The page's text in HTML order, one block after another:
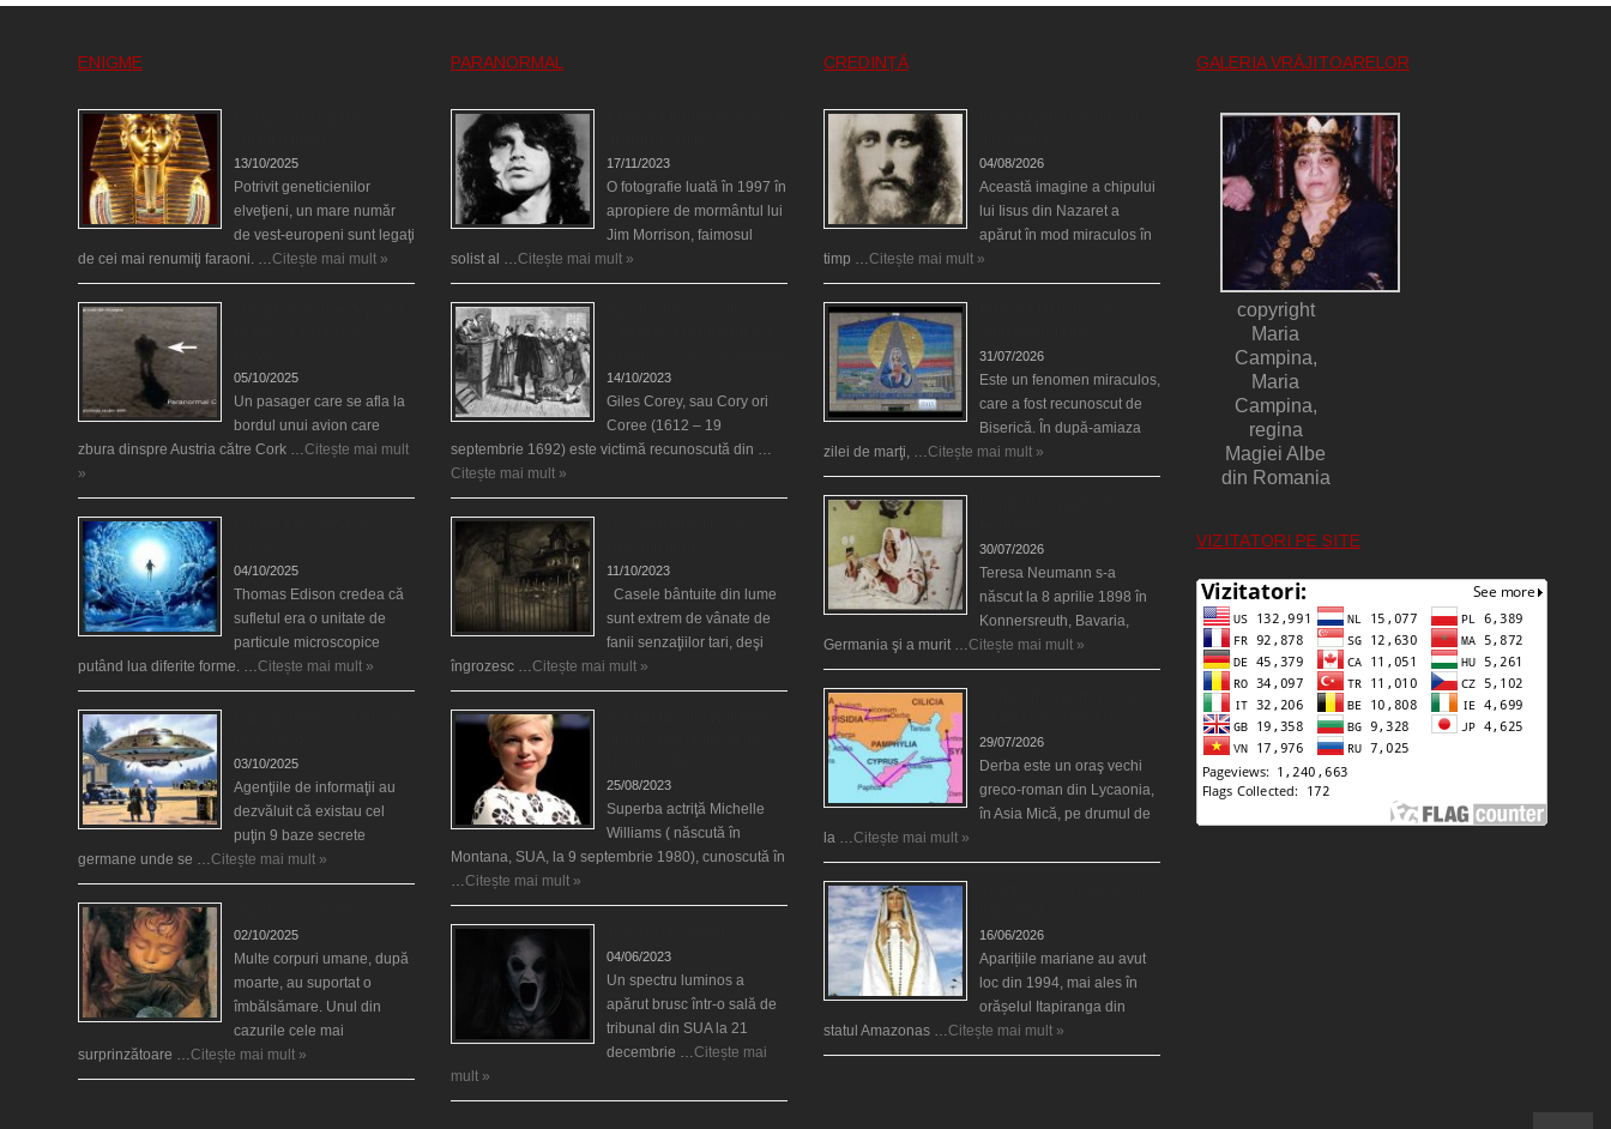
ENIGME
13/10/2025
Potrivit geneticienilor
elveţieni, un mare număr
de vest-europeni sunt legaţi
de cei mai renumiţi faraoni. …Citește mai mult »
05/10/2025
Un pasager care se afla la
bordul unui avion care
zbura dinspre Austria către Cork …Citește mai mult
»
04/10/2025
Thomas Edison credea că
sufletul era o unitate de
particule microscopice
putând lua diferite forme. …Citește mai mult »
03/10/2025
Agenţiile de informaţii au
dezvăluit că existau cel
puţin 9 baze secrete
germane unde se …Citește mai mult »
02/10/2025
Multe corpuri umane, după
moarte, au suportat o
îmbălsămare. Unul din
cazurile cele mai
surprinzătoare …Citește mai mult »
PARANORMAL
17/11/2023
O fotografie luată în 1997 în
apropiere de mormântul lui
Jim Morrison, faimosul
solist al …Citește mai mult »
14/10/2023
Giles Corey, sau Cory ori
Coree (1612 – 19
septembrie 1692) este victimă recunoscută din …
Citește mai mult »
11/10/2023
Casele bântuite din lume
sunt extrem de vânate de
fanii senzaţiilor tari, deşi
îngrozesc …Citește mai mult »
25/08/2023
Superba actriţă Michelle
Williams ( născută în
Montana, SUA, la 9 septembrie 1980), cunoscută în
…Citește mai mult »
04/06/2023
Un spectru luminos a
apărut brusc într-o sală de
tribunal din SUA la 21
decembrie …Citește mai
mult »
CREDINȚĂ
04/08/2026
Această imagine a chipului
lui Iisus din Nazaret a
apărut în mod miraculos în
timp …Citește mai mult »
31/07/2026
Este un fenomen miraculos,
care a fost recunoscut de
Biserică. În după-amiaza
zilei de marţi, …Citește mai mult »
30/07/2026
Teresa Neumann s-a
născut la 8 aprilie 1898 în
Konnersreuth, Bavaria,
Germania şi a murit …Citește mai mult »
29/07/2026
Derba este un oraş vechi
greco-roman din Lycaonia,
în Asia Mică, pe drumul de
la …Citește mai mult »
16/06/2026
Aparițiile mariane au avut
loc din 1994, mai ales în
orășelul Itapiranga din
statul Amazonas …Citește mai mult »
GALERIA VRĂJITOARELOR
copyright
Maria
Campina,
Maria
Campina,
regina
Magiei Albe
din Romania
VIZITATORI PE SITE